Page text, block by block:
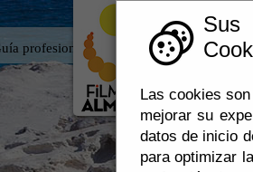
Las cookies
mejorar su
datos de inicio
para optimizar
profesional Rodar en Almería 360